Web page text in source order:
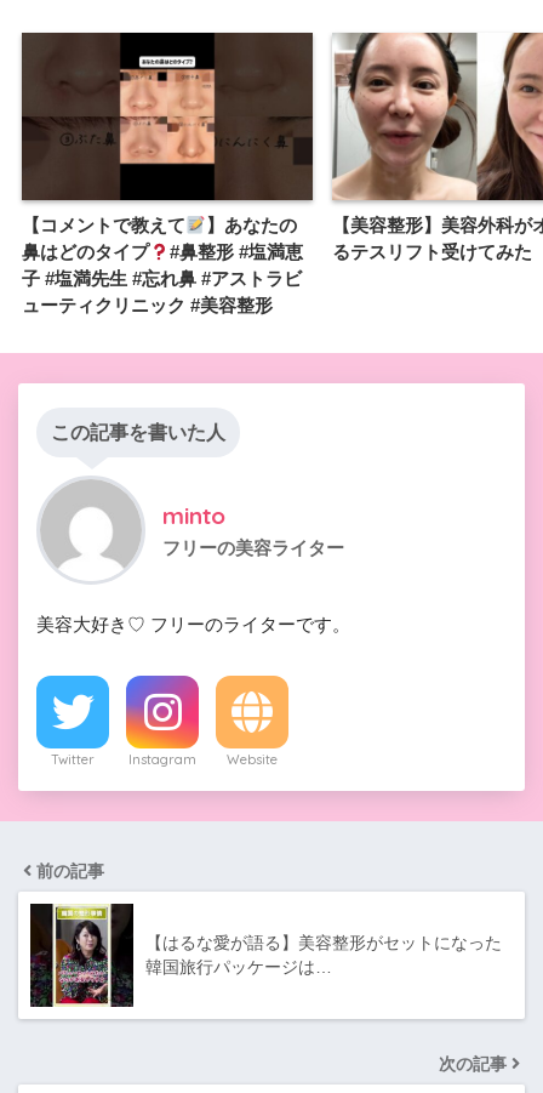
【コメントで教えて
】あなたの
鼻はどのタイプ
#鼻整形 #塩満恵
子 #塩満先生 #忘れ鼻 #アストラビ
ューティクリニック #美容整形
【美容整形】美容外科が
るテスリフト受けてみた
この記事を書いた人
minto
フリーの美容ライター
美容大好き♡ フリーのライターです。
Twitter Instagram Website
前の記事
【はるな愛が語る】美容整形がセットになった
韓国旅行パッケージは…
次の記事